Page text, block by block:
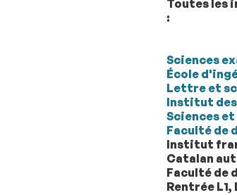
Toutes les
:
Sciences
École
Lettre et
Institut
Sciences
Faculté de
Institut
Catalan
Faculté de
Rentrée L1,